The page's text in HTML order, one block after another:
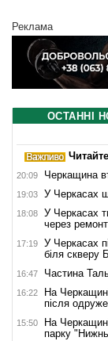
Реклама
ОСТАННІ
20:09 Черкащина
19:03 У Черкасах
18:08
У Черкасах
через
17:19
У Черкасах
біля скверу
16:47 Частина
16:22
На
після
15:50
На
парку